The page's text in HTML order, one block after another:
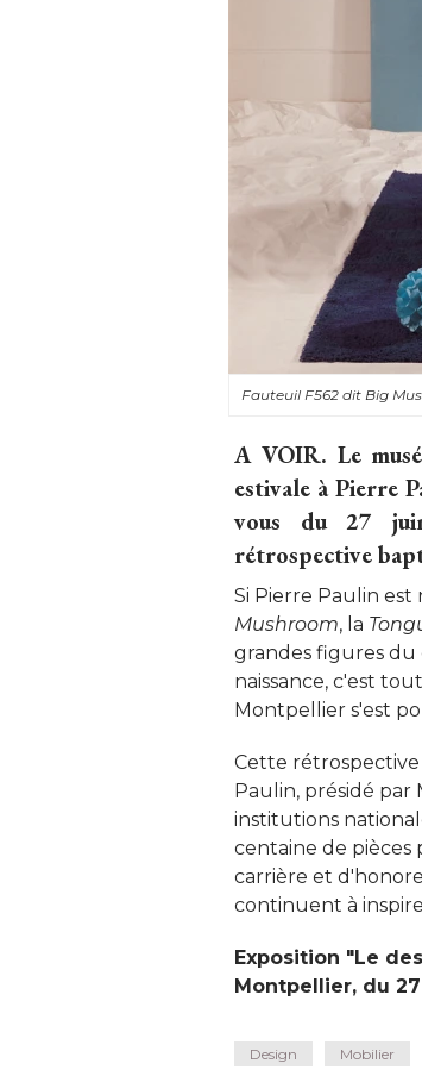
Fauteuil F562 dit Big
A VOIR. Le
estivale à Pierre
vous du 27
rétrospective
Si Pierre Paulin
Mushroom, la
grandes figures du
naissance, c'est
Montpellier s'est
Cette rétrospective
Paulin, présidé par
institutions
centaine de pièces
carrière et
continuent à
Exposition "Le
Montpellier, du
Design Mobilier